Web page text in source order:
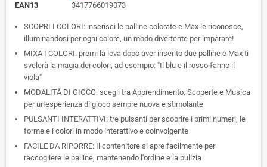
EAN13
3417766019073
SCOPRI I COLORI: inserisci le palline colorate e Max le riconosce,
illuminandosi per ogni colore, un modo divertente per imparare!
MIXA I COLORI: premi la leva dopo aver inserito due palline e Max ti
svelerà la magia dei colori, ad esempio: "Il blu e il rosso fanno il
viola"
MODALITÀ DI GIOCO: scegli tra Apprendimento, Scoperte e Musica
per un'esperienza di gioco sempre nuova e stimolante
PULSANTI INTERATTIVI: tre pulsanti per scoprire i primi numeri, le
forme e i colori in modo interattivo e coinvolgente
FACILE DA RIPORRE: Il contenitore si apre facilmente per
raccogliere le palline, mantenendo l'ordine e la pulizia